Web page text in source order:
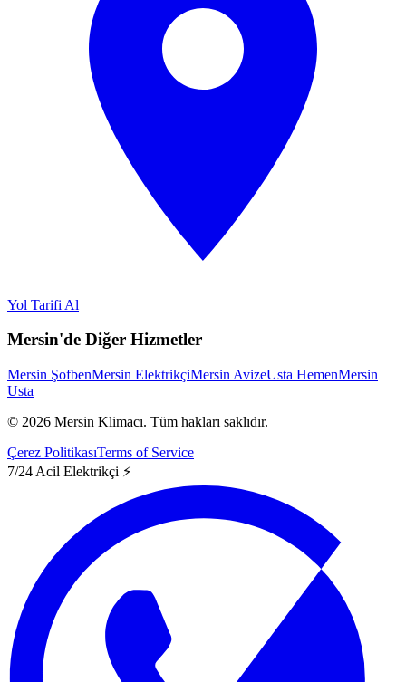
Yol Tarifi Al
Mersin'de Diğer Hizmetler
Mersin ŞofbenMersin ElektrikçiMersin AvizeUsta HemenMersin
Usta
© 2026 Mersin Klimacı. Tüm hakları saklıdır.
Çerez PolitikasıTerms of Service
7/24 Acil Elektrikçi ⚡